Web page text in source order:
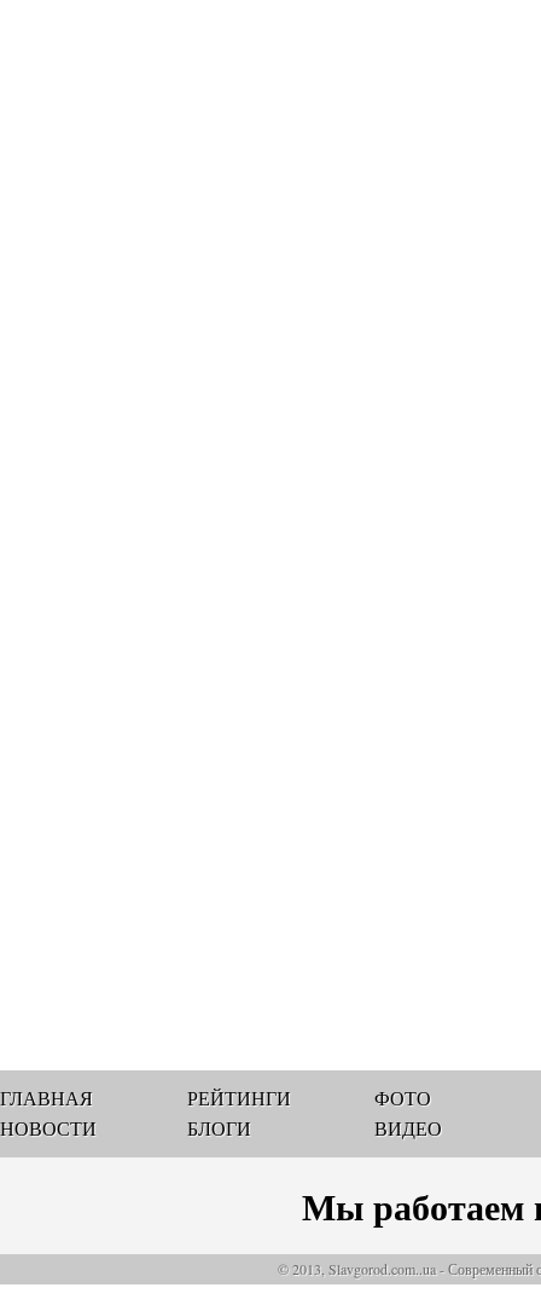
ГЛАВНАЯ
НОВОСТИ
РЕЙТИНГИ
БЛОГИ
ФОТО
ВИДЕО
Мы работаем
© 2013, Slavgorod.com..ua - Современный